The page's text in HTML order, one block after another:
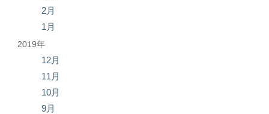
2月
1月
2019年
12月
11月
10月
9月